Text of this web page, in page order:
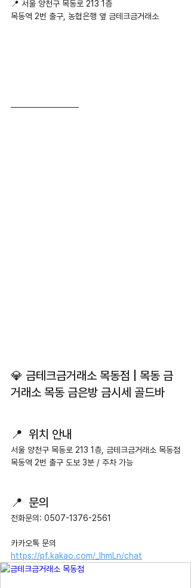
📍 서울 양천구 목동로 213 1층
목동역 2번 출구, 농협은행 옆 금테크금거래소
💎 금테크금거래소 목동점 | 목동 금
거래소 목동 금은방 금시세 골드바
📍  위치 안내
서울 양천구 목동로 213 1층, 금테크금거래소 목동점
목동역 2번 출구 도보 3분 / 주차 가능
📍  문의
전화문의: 0507-1376-2561
카카오톡 문의
https://pf.kakao.com/_IhmLn/chat